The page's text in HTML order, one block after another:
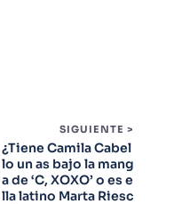
SIGUIENTE >
¿Tiene Camila Cabel
lo un as bajo la mang
a de ‘C, XOXO’ o es e
lla latino Marta Riesc